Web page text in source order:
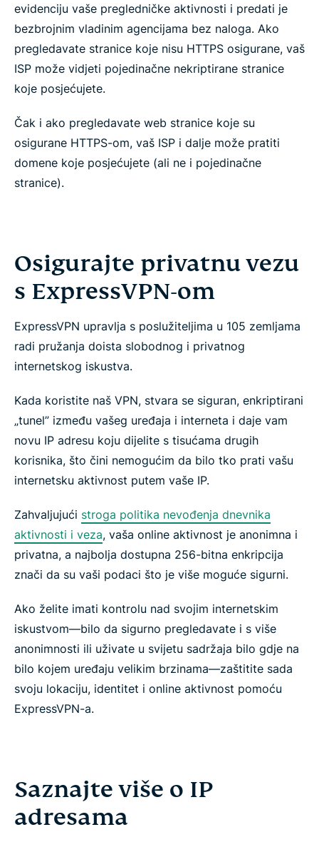
evidenciju vaše pregledničke aktivnosti i predati je
bezbrojnim vladinim agencijama bez naloga. Ako
pregledavate stranice koje nisu HTTPS osigurane, vaš
ISP može vidjeti pojedinačne nekriptirane stranice
koje posjećujete.
Čak i ako pregledavate web stranice koje su
osigurane HTTPS-om, vaš ISP i dalje može pratiti
domene koje posjećujete (ali ne i pojedinačne
stranice).
Osigurajte privatnu vezu
s ExpressVPN-om
ExpressVPN upravlja s poslužiteljima u 105 zemljama
radi pružanja doista slobodnog i privatnog
internetskog iskustva.
Kada koristite naš VPN, stvara se siguran, enkriptirani
„tunel” između vašeg uređaja i interneta i daje vam
novu IP adresu koju dijelite s tisućama drugih
korisnika, što čini nemogućim da bilo tko prati vašu
internetsku aktivnost putem vaše IP.
Zahvaljujući stroga politika nevođenja dnevnika
aktivnosti i veza, vaša online aktivnost je anonimna i
privatna, a najbolja dostupna 256-bitna enkripcija
znači da su vaši podaci što je više moguće sigurni.
Ako želite imati kontrolu nad svojim internetskim
iskustvom—bilo da sigurno pregledavate i s više
anonimnosti ili uživate u svijetu sadržaja bilo gdje na
bilo kojem uređaju velikim brzinama—zaštitite sada
svoju lokaciju, identitet i online aktivnost pomoću
ExpressVPN-a.
Saznajte više o IP
adresama